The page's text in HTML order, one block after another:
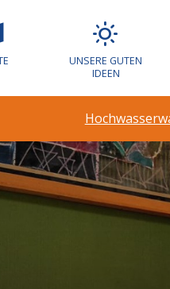
UNSERE GUTEN
IDEEN